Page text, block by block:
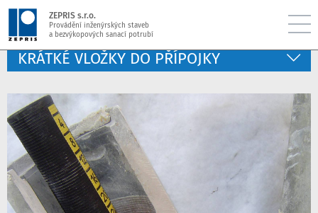
ZEPRIS s.r.o.
Provádění inženýrských staveb
a bezvýkopových sanací potrubí
KRÁTKÉ VLOŽKY DO PŘÍPOJKY